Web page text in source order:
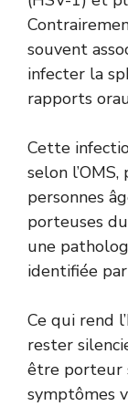
souvent
infecter la
rapports
Cette
selon
personnes
porteuses
une
identifiée
Ce qui rend
rester
être porteur
symptômes